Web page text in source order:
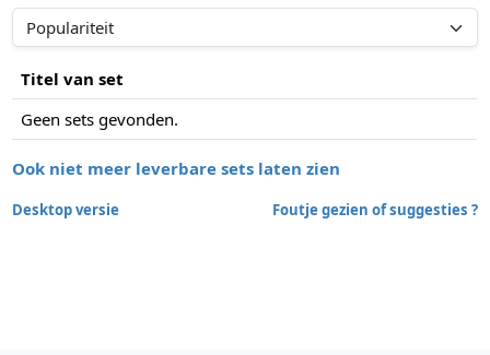
Titel van set
Geen sets gevonden.
Ook niet meer leverbare sets laten zien
Desktop versie Foutje gezien of suggesties ?